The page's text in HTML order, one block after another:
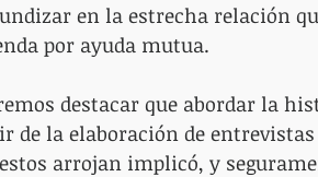
en la estrecha relación
por ayuda mutua.
destacar que abordar la
de la elaboración de
arrojan implicó, y